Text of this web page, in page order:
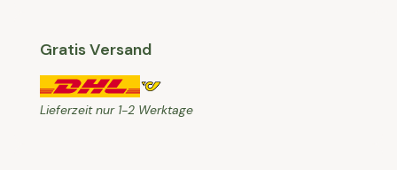
Gratis Versand
Lieferzeit nur 1-2 Werktage